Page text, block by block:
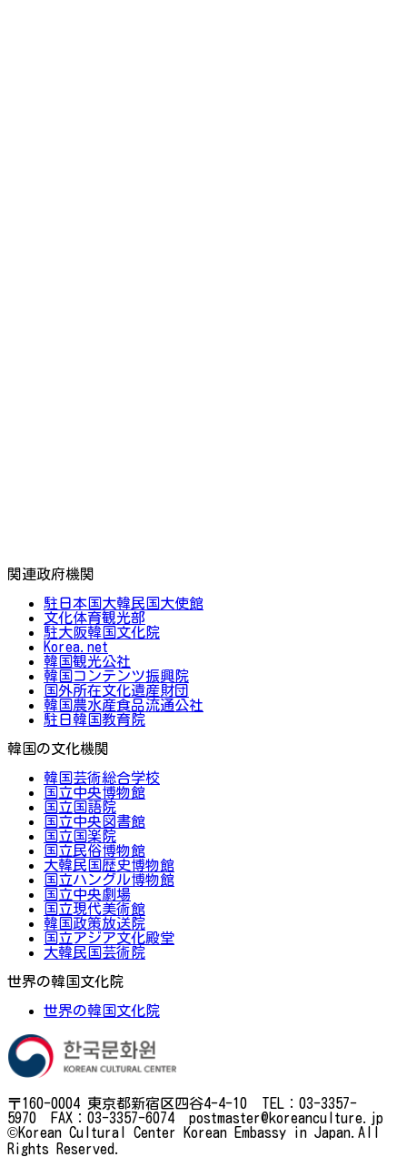
関連政府機関
駐日本国大韓民国大使館
文化体育観光部
駐大阪韓国文化院
Korea.net
韓国観光公社
韓国コンテンツ振興院
国外所在文化遺産財団
韓国農水産食品流通公社
駐日韓国教育院
韓国の文化機関
韓国芸術総合学校
国立中央博物館
国立国語院
国立中央図書館
国立国楽院
国立民俗博物館
大韓民国歴史博物館
国立ハングル博物館
国立中央劇場
国立現代美術館
韓国政策放送院
国立アジア文化殿堂
大韓民国芸術院
世界の韓国文化院
世界の韓国文化院
〒160-0004 東京都新宿区四谷4-4-10 TEL：03-3357-
5970 FAX：03-3357-6074 postmaster@koreanculture.jp
©Korean Cultural Center Korean Embassy in Japan.All
Rights Reserved.